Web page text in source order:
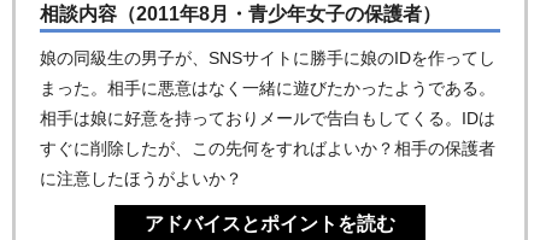
相談内容（2011年8月・青少年女子の保護者）
娘の同級生の男子が、SNSサイトに勝手に娘のIDを作ってし
まった。相手に悪意はなく一緒に遊びたかったようである。
相手は娘に好意を持っておりメールで告白もしてくる。IDは
すぐに削除したが、この先何をすればよいか？相手の保護者
に注意したほうがよいか？